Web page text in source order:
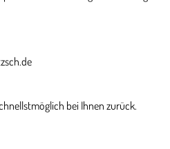
bei Ihnen zurück.